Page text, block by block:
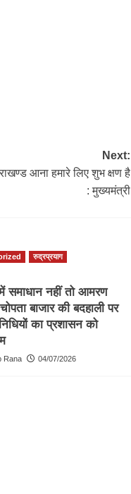
Next:
आना हमारे लिए शुभ क्षण है
: मुख्यमंत्री
रुद्रप्रयाग
समाधान नहीं तो आमरण
बाजार की बदहाली पर
का प्रशासन को
Rana 04/07/2026